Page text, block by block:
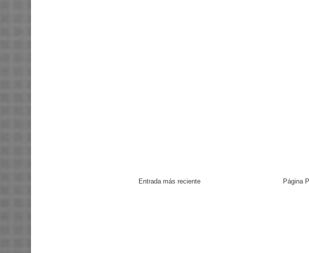
Entrada más reciente Página